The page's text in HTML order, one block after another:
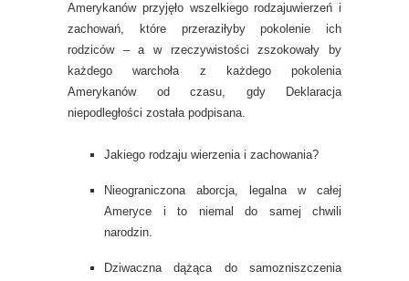
Amerykanów przyjęło wszelkiego rodzajuwierzeń i
zachowań, które przeraziłyby pokolenie ich
rodziców – a w rzeczywistości zszokowały by
każdego warchoła z każdego pokolenia
Amerykanów od czasu, gdy Deklaracja
niepodległości została podpisana.
Jakiego rodzaju wierzenia i zachowania?
Nieograniczona aborcja, legalna w całej
Ameryce i to niemal do samej chwili
narodzin.
Dziwaczna dążąca do samozniszczenia